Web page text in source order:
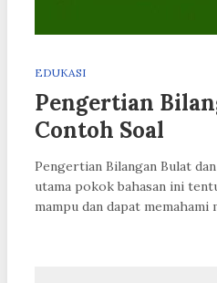
EDUKASI
Pengertian
Contoh Soal
Pengertian Bilangan Bulat
utama pokok bahasan ini
mampu dan dapat